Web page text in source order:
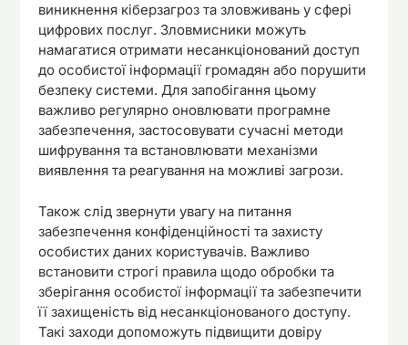
виникнення кіберзагроз та зловживань у сфері
цифрових послуг. Зловмисники можуть
намагатися отримати несанкціонований доступ
до особистої інформації громадян або порушити
безпеку системи. Для запобігання цьому
важливо регулярно оновлювати програмне
забезпечення, застосовувати сучасні методи
шифрування та встановлювати механізми
виявлення та реагування на можливі загрози.
Також слід звернути увагу на питання
забезпечення конфіденційності та захисту
особистих даних користувачів. Важливо
встановити строгі правила щодо обробки та
зберігання особистої інформації та забезпечити
її захищеність від несанкціонованого доступу.
Такі заходи допоможуть підвищити довіру